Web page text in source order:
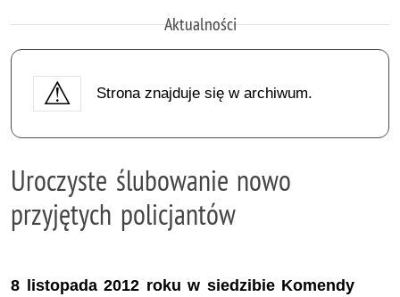
Aktualności
Strona znajduje się w archiwum.
Uroczyste ślubowanie nowo
przyjętych policjantów
8 listopada 2012 roku w siedzibie Komendy